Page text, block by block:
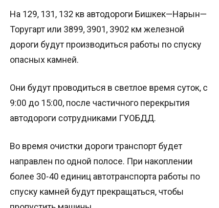
На 129, 131, 132 кв автодороги Бишкек—Нарын—
Торугарт или 3899, 3901, 3902 км железной
дороги будут производиться работы по спуску
опасных камней.
Они будут проводиться в светлое время суток, с
9:00 до 15:00, после частичного перекрытия
автодороги сотрудниками ГУОБДД.
Во время очистки дороги транспорт будет
направлен по одной полосе. При накоплении
более 30-40 единиц автотранспорта работы по
спуску камней будут прекращаться, чтобы